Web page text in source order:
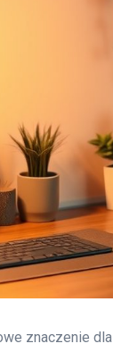
znaczenie